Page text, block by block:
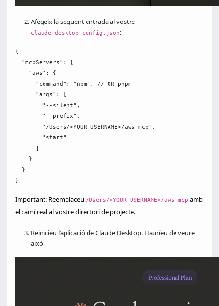
Afegeix la següent entrada al vostre
claude_desktop_config.json:
{
  "mcpServers": {
    "aws": {
      "command": "npm", // OR pnpm
      "args": [
        "--silent",
        "--prefix",
        "/Users/<YOUR USERNAME>/aws-mcp",
        "start"
      ]
    }
  }
Important: Reemplaceu /Users/<YOUR USERNAME>/aws-mcp amb
el camí real al vostre directori de projecte.
Reinicieu l’aplicació de Claude Desktop. Hauríeu de veure
això: